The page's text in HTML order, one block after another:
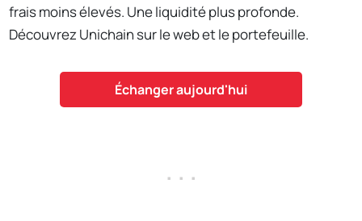
frais moins élevés. Une liquidité plus profonde.
Découvrez Unichain sur le web et le portefeuille.
Échanger aujourd'hui
. . .